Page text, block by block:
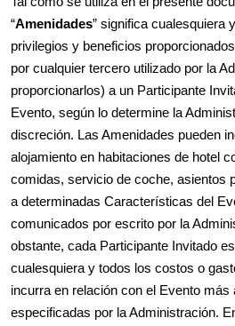
“Amenidades” significa cualesquiera
privilegios y beneficios
por cualquier tercero utilizado por la
proporcionarlos) a un Participante
Evento, según lo determine la
discreción. Las Amenidades pueden
alojamiento en habitaciones de hotel
comidas, servicio de coche, asientos
a determinadas Características del
comunicados por escrito por la
obstante, cada Participante Invitado
cualesquiera y todos los costos o
incurra en relación con el Evento más
especificadas por la Administración.